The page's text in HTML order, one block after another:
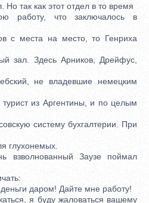
так как этот отдел в то время
что заключалось в
с места на место, то Генриха
зал. Здесь Арников, Дрейфус,
не владевшие немецким
из Аргентины, и по целым
систему бухгалтерии. При
глухонемых.
Заузе поймал
даром! Дайте мне работу!
я буду жаловаться вашему